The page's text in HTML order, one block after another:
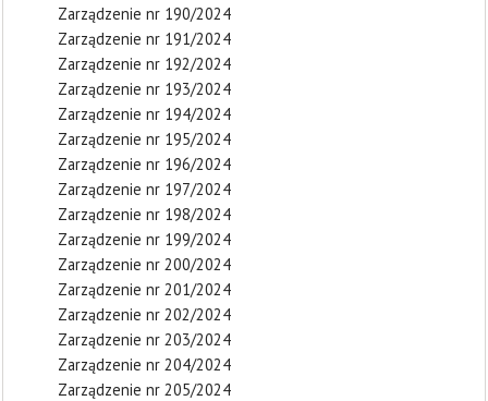
Zarządzenie nr 190/2024
Zarządzenie nr 191/2024
Zarządzenie nr 192/2024
Zarządzenie nr 193/2024
Zarządzenie nr 194/2024
Zarządzenie nr 195/2024
Zarządzenie nr 196/2024
Zarządzenie nr 197/2024
Zarządzenie nr 198/2024
Zarządzenie nr 199/2024
Zarządzenie nr 200/2024
Zarządzenie nr 201/2024
Zarządzenie nr 202/2024
Zarządzenie nr 203/2024
Zarządzenie nr 204/2024
Zarządzenie nr 205/2024